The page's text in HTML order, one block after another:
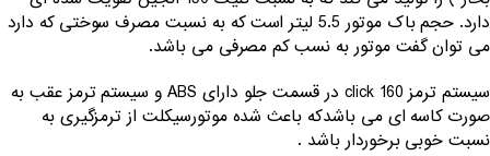
دارد. حجم باک موتور 5.5 لیتر است که به نسبت مصرف سوختی که دارد
می توان گفت موتور به نسب کم مصرفی می باشد.
سیستم ترمز click 160 در قسمت جلو دارای ABS و سیستم ترمز عقب به
صورت کاسه ای می باشدکه باعث شده موتورسیکلت از ترمزگیری به
نسبت خوبی برخوردار باشد .